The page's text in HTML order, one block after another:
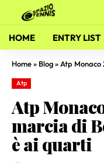
HOME ENTRY LIST
Home» Blog» Atp Monaco
Atp
Atp
marcia di
è ai quarti